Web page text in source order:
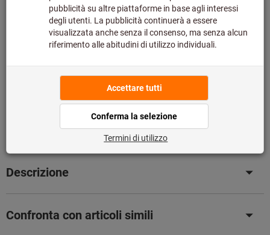
Si prega di notare i tempi di consegna prolungati:
Questo articolo si ordina direttamente dal produttore,
poiché non fa parte del nostro catalogo e pertanto non è
Aggiungi alla lista dei preferiti
Dettagli prodotto
Descrizione
Confronta con articoli simili